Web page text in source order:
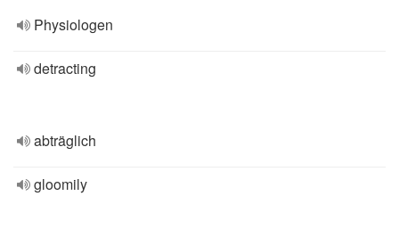
Physiologen
detracting
abträglich
gloomily